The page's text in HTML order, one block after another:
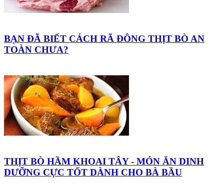
BẠN ĐÃ BIẾT CÁCH RÃ ĐÔNG THỊT BÒ AN
TOÀN CHƯA?
THỊT BÒ HẦM KHOAI TÂY - MÓN ĂN DINH
DƯỠNG CỰC TỐT DÀNH CHO BÀ BẦU